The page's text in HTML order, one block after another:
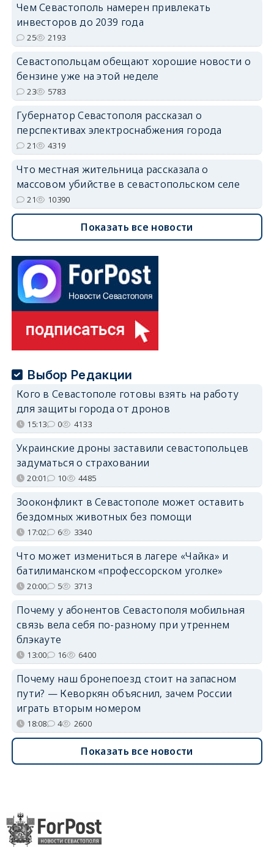
Чем Севастополь намерен привлекать
инвесторов до 2039 года
25 2193
Севастопольцам обещают хорошие новости о
бензине уже на этой неделе
23 5783
Губернатор Севастополя рассказал о
перспективах электроснабжения города
21 4319
Что местная жительница рассказала о
массовом убийстве в севастопольском селе
21 10390
Показать все новости
Выбор Редакции
Кого в Севастополе готовы взять на работу
для защиты города от дронов
15:13 0 4133
Украинские дроны заставили севастопольцев
задуматься о страховании
20:01 10 4485
Зооконфликт в Севастополе может оставить
бездомных животных без помощи
17:02 6 3340
Что может измениться в лагере «Чайка» и
батилиманском «профессорском уголке»
20:00 5 3713
Почему у абонентов Севастополя мобильная
связь вела себя по-разному при утреннем
блэкауте
13:00 16 6400
Почему наш бронепоезд стоит на запасном
пути? — Кеворкян объяснил, зачем России
играть вторым номером
18:08 4 2600
Показать все новости